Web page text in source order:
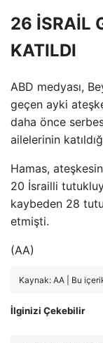
26 İSRAİL
KATILDI
ABD medyası,
geçen ayki
daha önce
ailelerinin
Hamas,
20 İsrailli
kaybeden 28
etmişti.
(AA)
Kaynak: AA | Bu
İlginizi Çekebilir